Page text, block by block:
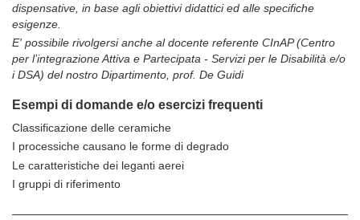
dispensative, in base agli obiettivi didattici ed alle specifiche
esigenze.
E' possibile rivolgersi anche al docente referente CInAP (Centro
per l’integrazione Attiva e Partecipata - Servizi per le Disabilità e/o
i DSA) del nostro Dipartimento, prof. De Guidi
Esempi di domande e/o esercizi frequenti
Classificazione delle ceramiche
I processiche causano le forme di degrado
Le caratteristiche dei leganti aerei
I gruppi di riferimento